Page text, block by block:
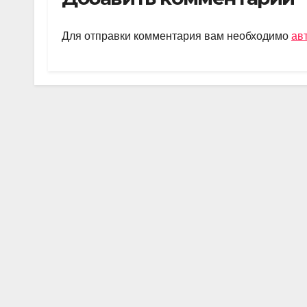
gr
a
s
A
p
o
kl
ss
а
в
ть
Для отправки комментария вам необходимо